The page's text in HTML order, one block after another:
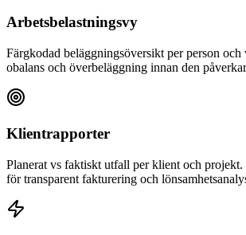
Arbetsbelastningsvy
Färgkodad beläggningsöversikt per person och
obalans och överbeläggning innan den
Klientrapporter
Planerat vs faktiskt utfall per klient och
för transparent fakturering och